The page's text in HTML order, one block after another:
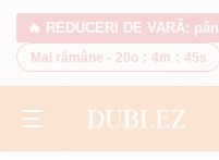
🔥 REDUCERI DE VARĂ:
Mai rămâne - 20o : 4m : 45s